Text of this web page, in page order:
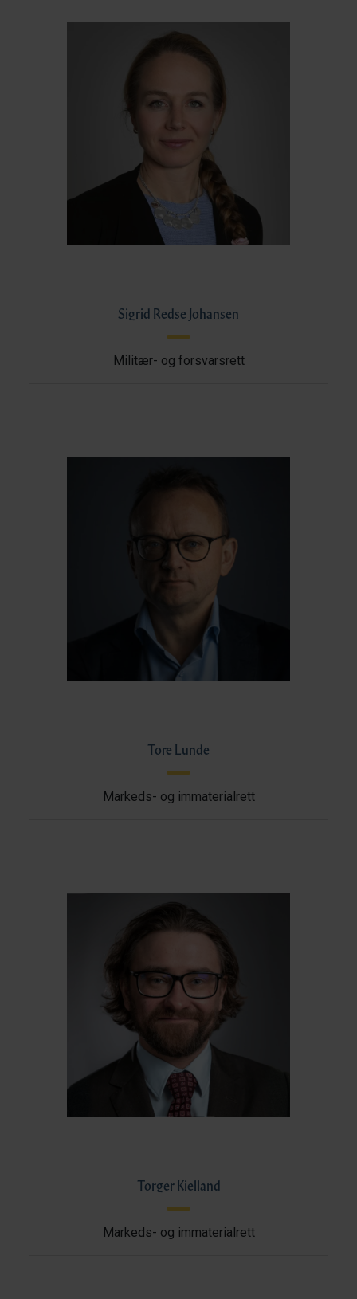
Sigrid Redse Johansen
Militær- og forsvarsrett
Tore Lunde
Markeds- og immaterialrett
Torger Kielland
Markeds- og immaterialrett